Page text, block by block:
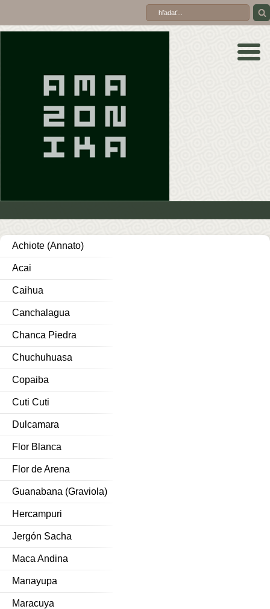
Achiote (Annato)
Acai
Caihua
Canchalagua
Chanca Piedra
Chuchuhuasa
Copaiba
Cuti Cuti
Dulcamara
Flor Blanca
Flor de Arena
Guanabana (Graviola)
Hercampuri
Jergón Sacha
Maca Andina
Manayupa
Maracuya